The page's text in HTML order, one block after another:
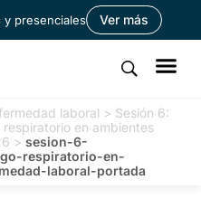
y presenciales Ver más
laboral > Sesión 6:
en ambientes
> sesion-6-
respiratorio-en-
laboral-portada